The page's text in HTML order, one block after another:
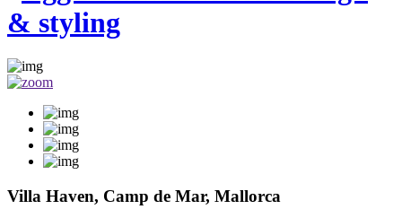
Villa Haven, Camp de Mar, Mallorca